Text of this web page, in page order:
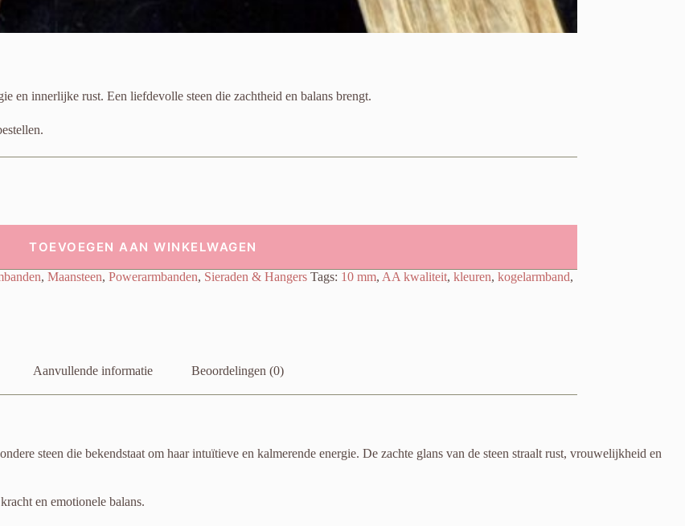
en innerlijke rust. Een liefdevolle steen die zachtheid en balans brengt.
TOEVOEGEN AAN WINKELWAGEN
, Maansteen, Powerarmbanden, Sieraden & Hangers Tags: 10 mm, AA kwaliteit, kleuren, kogelarmband,
Aanvullende informatie Beoordelingen (0)
steen die bekendstaat om haar intuïtieve en kalmerende energie. De zachte glans van de steen straalt rust, vrouwelijkheid en
en emotionele balans.